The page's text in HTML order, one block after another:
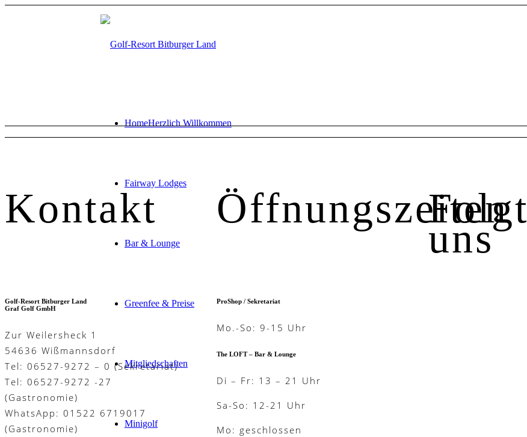
HomeHerzlich Willkommen
Fairway Lodges
Bar & Lounge
Greenfee & Preise
Mitgliedschaften
Minigolf
Kontakt
Golf-Resort Bitburger Land
Graf Golf GmbH
Zur Weilersheck 1
54636 Wißmannsdorf
Tel: 06527-9272 – 0 (Sekretariat)
Tel: 06527-9272 -27
(Gastronomie)
WhatsApp: 01522 6719017
(Gastronomie)
Öffnungszeiten
ProShop / Sekretariat
Mo.-So: 9-15 Uhr
The LOFT – Bar & Lounge
Di – Fr: 13 – 21 Uhr
Sa-So: 12-21 Uhr
Mo: geschlossen
Folgt
uns